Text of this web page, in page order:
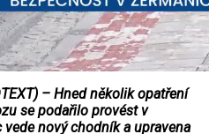
– Hned několik opatření
se podařilo provést v
nový chodník a upravena